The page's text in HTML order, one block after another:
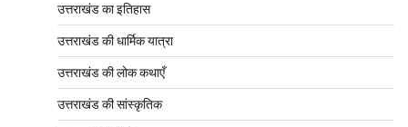
उत्तराखंड का इतिहास
उत्तराखंड की धार्मिक यात्रा
उत्तराखंड की लोक कथाएँ
उत्तराखंड की सांस्कृतिक